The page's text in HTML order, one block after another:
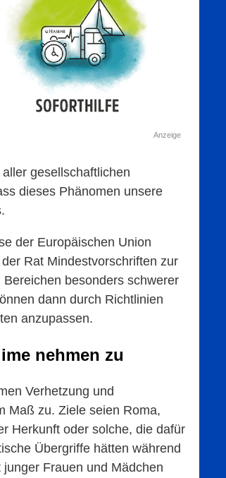
Anzeige
gesellschaftlichen
dieses Phänomen unsere
der Europäischen Union
Rat Mindestvorschriften zur
besonders schwerer
dann durch Richtlinien
anzupassen.
nehmen zu
Verhetzung und
Maß zu. Ziele seien Roma,
Herkunft oder solche, die dafür
Übergriffe hätten während
Frauen und Mädchen